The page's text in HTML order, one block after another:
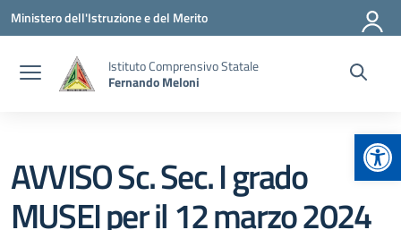
Vai ai contenuti
Vai al menu di navigazione
Vai al footer
Ministero dell'Istruzione e del Merito
Istituto Comprensivo Statale
Fernando Meloni
AVVISO Sc. Sec. I grado
MUSEI per il 12 marzo 2024